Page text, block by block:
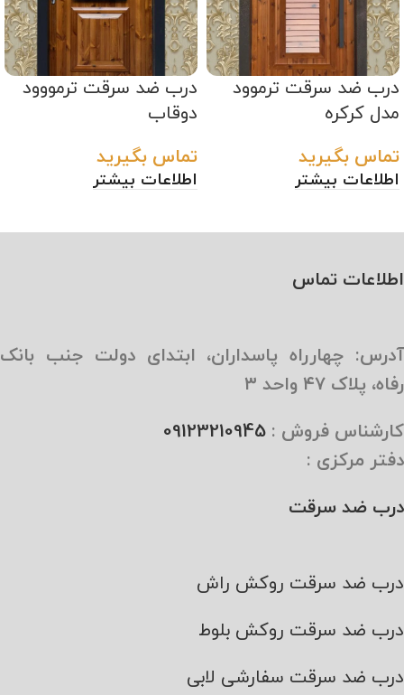
درب ضد سرقت ترموود
مدل کرکره
تماس بگیرید
اطلاعات بیشتر
درب ضد سرقت ترمووود
دوقاب
تماس بگیرید
اطلاعات بیشتر
اطلاعات تماس
آدرس: چهارراه پاسداران، ابتدای دولت جنب بانک
رفاه، پلاک ۴۷ واحد ۳
کارشناس فروش : 09123210945
دفتر مرکزی :
درب ضد سرقت
درب ضد سرقت روکش راش
درب ضد سرقت روکش بلوط
درب ضد سرقت سفارشی لابی